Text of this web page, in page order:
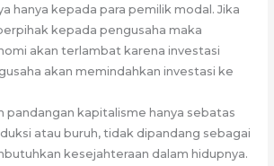
hanya kepada para pemilik modal. Jika
kepada pengusaha maka
akan terlambat karena investasi
akan memindahkan investasi ke
pandangan kapitalisme hanya sebatas
atau buruh, tidak dipandang sebagai
kesejahteraan dalam hidupnya.